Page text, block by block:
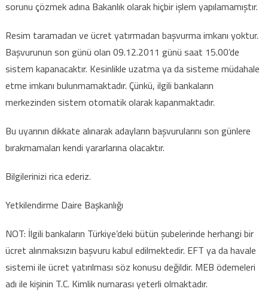
sorunu çözmekadına Bakanlık olarak hiçbir işlem yapılamamıştır.
Resim taramadan ve ücret yatırmadan başvurma imkanı yoktur.
Başvurunun son günü olan 09.12.2011 günü saat 15.00’de
sistem kapanacaktır. Kesinlikle uzatma ya da sisteme müdahale
etme imkanı bulunmamaktadır. Çünkü, ilgili bankaların
merkezinden sistem otomatik olarak kapanmaktadır.
Bu uyarının dikkate alınarak adayların başvurularını son günlere
bırakmamaları kendi yararlarına olacaktır.
Bilgilerinizi rica ederiz.
Yetkilendirme Daire Başkanlığı
NOT: İlgili bankaların Türkiye’deki bütün şubelerinde herhangi bir
ücret alınmaksızın başvuru kabul edilmektedir. EFT ya da havale
sistemi ile ücret yatırılması söz konusu değildir. MEB ödemeleri
adı ile kişinin T.C. Kimlik numarası yeterli olmaktadır.